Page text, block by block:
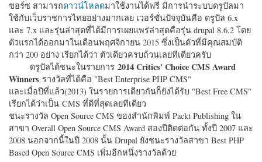
ซอร์ซ สามารถดาวน์โหลดมาใช้งานได้ฟรี มีการนำระบบดรูปัลมา
ใช้กับเว็บราชการไทยอย่างมากเลย เวอร์ชั่นปัจจุบันคือ ดรูปัล 6.x
และ 7.x และรุ่นล่าสุดที่ได้มีการเผยแพร่ล่าสุดคือรุ่น drupal 8.6.2 โดย
ตัวแรกได้ออกมาในเดือนพฤศจิกายน 2015 ซึ่งเป็นตัวที่มีคุณสมบัติ
กว่า 200 อย่าง เรียกได้ว่า ตัวเดียวครบถ้วนเลยทีเดียวครับ
ดรูปัลได้ชนะในรายการ 2014 Critics' Choice CMS Award
Winners รางวัลที่ได้คือ "Best Enterprise PHP CMS"
และเมื่อปีที่แล้ว(2013) ในรายการเดียวกันก็ยังได้รับ "Best Free CMS"
เรียกได้ว่าเป็น CMS ที่ดีที่สุดเลยทีเดียว
ชนะรางวัล Open Source CMS ของสำนักพิมพ์ Packt Publishing ใน
สาขา Overall Open Source CMS Award สองปีติดต่อกัน ทั้งปี 2007 และ
2008 นอกจากนี้ในปี 2008 นั้น Drupal ยังชนะรางวัลสาขา Best PHP
Based Open Source CMS เพิ่มอีกหนึ่งรางวัลด้วย